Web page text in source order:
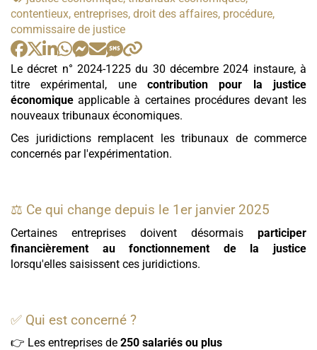
:
contentieux, entreprises, droit des affaires, procédure,
commissaire de justice
Le décret n° 2024-1225 du 30 décembre 2024 instaure, à
titre expérimental, une contribution pour la justice
économique applicable à certaines procédures devant les
nouveaux tribunaux économiques.
Ces juridictions remplacent les tribunaux de commerce
concernés par l'expérimentation.
⚖️ Ce qui change depuis le 1er janvier 2025
Certaines entreprises doivent désormais participer
financièrement au fonctionnement de la justice
lorsqu'elles saisissent ces juridictions.
✅ Qui est concerné ?
👉 Les entreprises de 250 salariés ou plus